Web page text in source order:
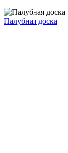
Палубная доска